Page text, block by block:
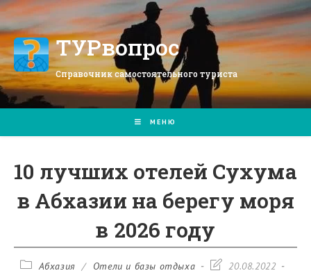
Перейти
к
содержимомуТУРвопрос
Справочник самостоятельного туриста
МЕНЮ
10 лучших отелей Сухума
в Абхазии на берегу моря
в 2026 году
РубрикаАбхазия / Отели и базы отдыха
Запись20.08.2022